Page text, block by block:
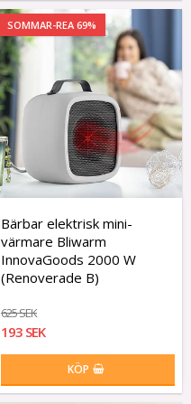
SOMMAR-REA 69%
Bärbar elektrisk mini-
värmare Bliwarm
InnovaGoods 2000 W
(Renoverade B)
625 SEK
193 SEK
KÖP